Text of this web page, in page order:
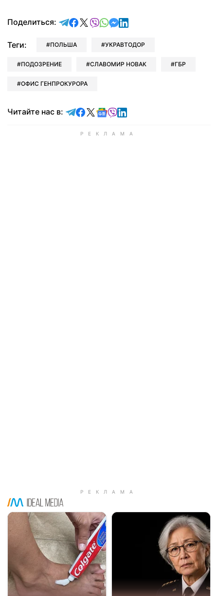
Поделиться: отправить в Telegram
поделиться в Facebook
поделиться в X
отправить в Viber
отправить в Whatsapp
отправить в Messenger
отправить в LinkedIn
Теги: ПОЛЬША УКРАВТОДОР
ПОДОЗРЕНИЕ СЛАВОМИР НОВАК ГБР
ОФИС ГЕНПРОКУРОРА
Читайте нас в: Читайте в Telegram
Читайте в Facebook
Читайте в X
Читайте в Google news
Читайте в Viber
Читайте в LinkedIn